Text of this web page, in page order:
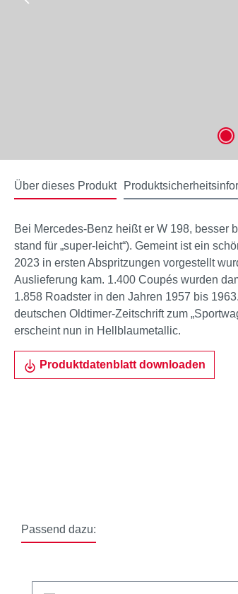
Über dieses Produkt
Bei Mercedes-Benz heißt er W 198, besser
stand für „super-leicht“). Gemeint ist ein
2023 in ersten Abspritzungen vorgestellt
Auslieferung kam. 1.400 Coupés wurden
1.858 Roadster in den Jahren 1957 bis
deutschen Oldtimer-Zeitschrift zum
erscheint nun in Hellblaumetallic.
Produktdatenblatt downloaden
Passend dazu: